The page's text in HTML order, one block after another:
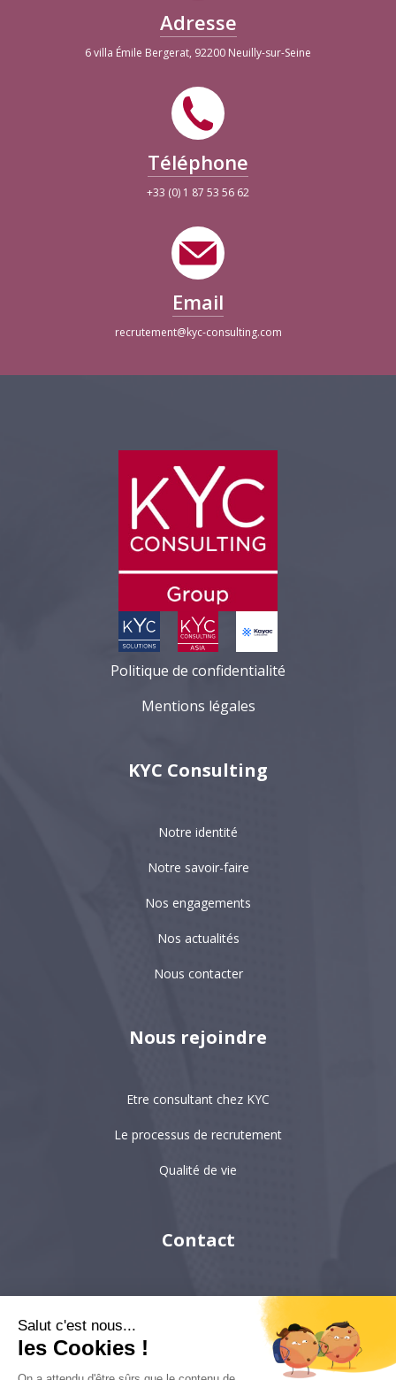
Adresse
6 villa Émile Bergerat, 92200 Neuilly-sur-Seine
Téléphone
+33 (0) 1 87 53 56 62
Email
recrutement@kyc-consulting.com
Politique de confidentialité
Mentions légales
KYC Consulting
Notre identité
Notre savoir-faire
Nos engagements
Nos actualités
Nous contacter
Nous rejoindre
Etre consultant chez KYC
Le processus de recrutement
Qualité de vie
Contact
Singapour
Salut c'est nous...
les Cookies !